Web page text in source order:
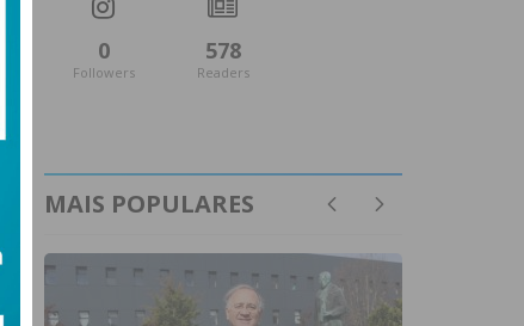
0
Followers
578
Readers
MAIS POPULARES